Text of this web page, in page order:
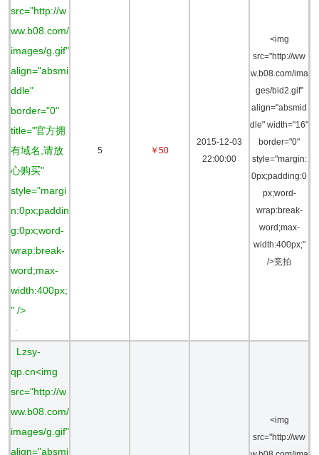
src="http://w
ww.b08.com/
images/g.gif"
align="absmi
ddle"
border="0"
title="官方拥
有域名,请放
心购买"
style="margi
n:0px;paddin
g:0px;word-
wrap:break-
word;max-
width:400px;
" />
-
5 ￥50
2015-12-03
22:00:00
<img
src="http://ww
w.b08.com/ima
ges/bid2.gif"
align="absmid
dle" width="16"
border="0"
style="margin:
0px;padding:0
px;word-
wrap:break-
word;max-
width:400px;"
/>竞拍
Lzsy-
qp.cn<img
src="http://w
ww.b08.com/
images/g.gif"
align="absmi
<img
src="http://ww